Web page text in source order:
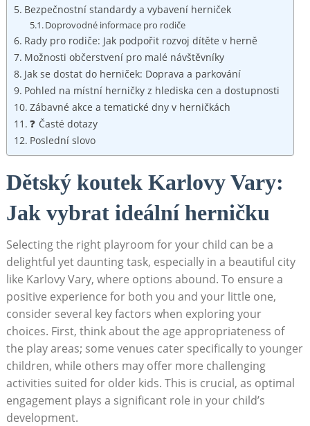
Bezpečnostní standardy a vybavení herniček
Doprovodné informace pro rodiče
Rady pro rodiče: Jak podpořit rozvoj dítěte v herně
Možnosti občerstvení pro malé návštěvníky
Jak se dostat do herniček: Doprava a parkování
Pohled na místní herničky z hlediska cen a dostupnosti
Zábavné akce a tematické dny v herničkách
❓ Časté dotazy
Poslední slovo
Dětský koutek Karlovy Vary:
Jak vybrat ideální herničku
Selecting the right playroom for your child can be a
delightful yet daunting task, especially in a beautiful city
like Karlovy Vary, where options abound. To ensure a
positive experience for both you and your little one,
consider several key factors when exploring your
choices. First, think about the age appropriateness of
the play areas; some venues cater specifically to younger
children, while others may offer more challenging
activities suited for older kids. This is crucial, as optimal
engagement plays a significant role in your child’s
development.